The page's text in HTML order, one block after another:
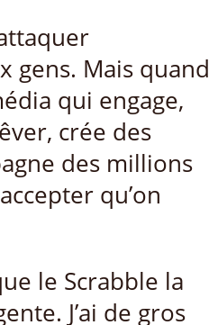
gens. Mais quand
qui engage,
crée des
des millions
qu’on
le Scrabble la
J’ai de gros